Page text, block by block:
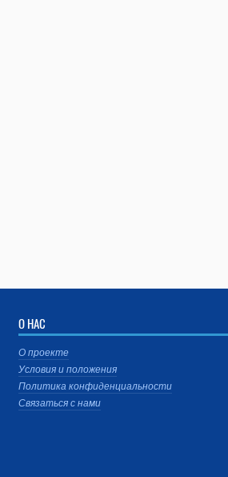
О НАС
О проекте
Условия и положения
Политика конфиденциальности
Связаться с нами